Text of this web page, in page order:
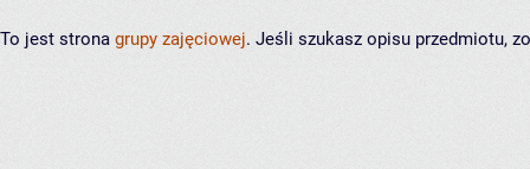
To jest strona grupy zajęciowej. Jeśli szukasz opisu przedmiotu,